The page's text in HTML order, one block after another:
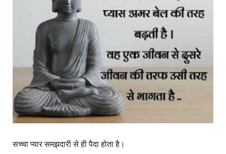
सच्चा प्यार समझदारी से ही पैदा होता है।